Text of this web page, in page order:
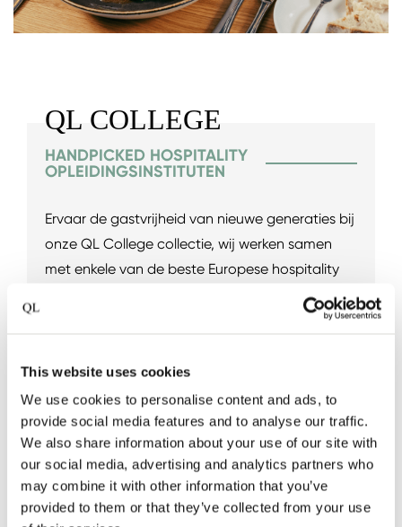
This website uses cookies
We use cookies to personalise content and ads, to
provide social media features and to analyse our traffic.
We also share information about your use of our site with
our social media, advertising and analytics partners who
may combine it with other information that you’ve
provided to them or that they’ve collected from your use
QL COLLEGE
HANDPICKED HOSPITALITY
OPLEIDINGSINSTITUTEN
Ervaar de gastvrijheid van nieuwe generaties bij
onze QL College collectie, wij werken samen
met enkele van de beste Europese hospitality
opleidingsinstituten. Elk instituut heeft zijn eigen
leshotel om jong hospitality talent de kans te
Echte gastvrijheid hangt af van het ontwikkelen
en stimuleren van professionele vaardigheden
en talent, en Quality Lodgings streeft ernaar dit
te ondersteunen.
Bekijk de QL College collectie